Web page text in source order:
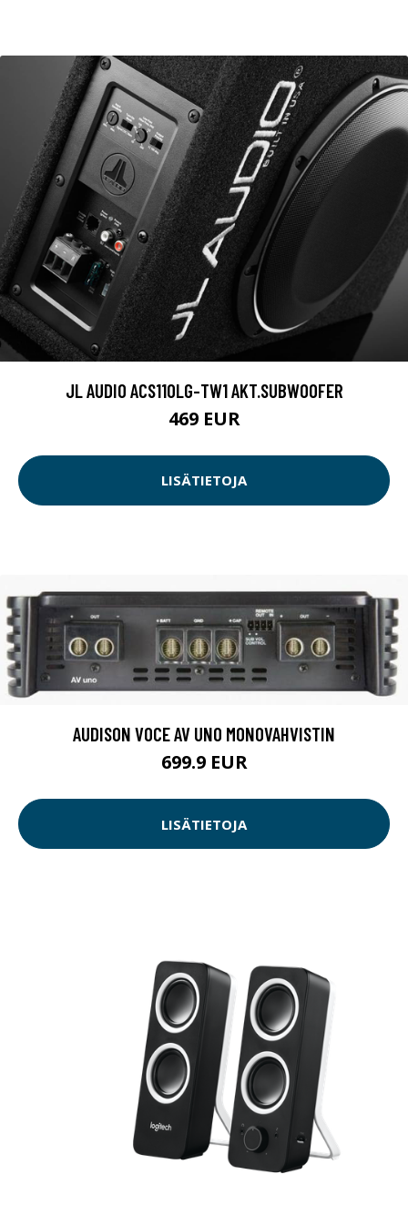
JL AUDIO ACS110LG-TW1 AKT.SUBWOOFER
469 EUR
LISÄTIETOJA
AUDISON VOCE AV UNO MONOVAHVISTIN
699.9 EUR
LISÄTIETOJA